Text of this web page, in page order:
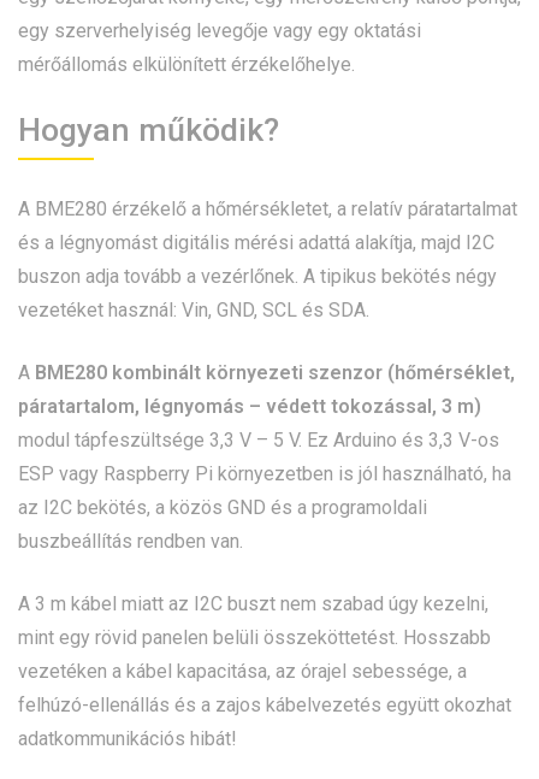
egy szerverhelyiség levegője vagy egy oktatási
mérőállomás elkülönített érzékelőhelye.
Hogyan működik?
A BME280 érzékelő a hőmérsékletet, a relatív páratartalmat
és a légnyomást digitális mérési adattá alakítja, majd I2C
buszon adja tovább a vezérlőnek. A tipikus bekötés négy
vezetéket használ: Vin, GND, SCL és SDA.
A BME280 kombinált környezeti szenzor (hőmérséklet,
páratartalom, légnyomás – védett tokozással, 3 m)
modul tápfeszültsége 3,3 V – 5 V. Ez Arduino és 3,3 V-os
ESP vagy Raspberry Pi környezetben is jól használható, ha
az I2C bekötés, a közös GND és a programoldali
buszbeállítás rendben van.
A 3 m kábel miatt az I2C buszt nem szabad úgy kezelni,
mint egy rövid panelen belüli összeköttetést. Hosszabb
vezetéken a kábel kapacitása, az órajel sebessége, a
felhúzó-ellenállás és a zajos kábelvezetés együtt okozhat
adatkommunikációs hibát!